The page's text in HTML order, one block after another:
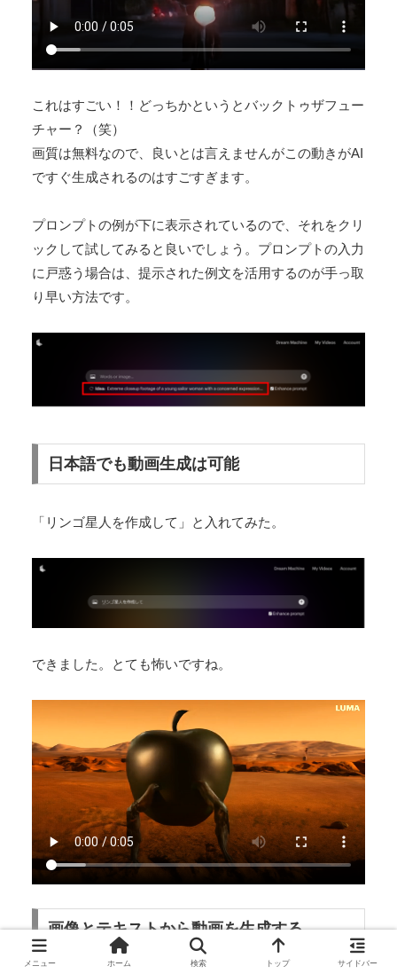
これはすごい！！どっちかというとバックトゥザフュー
チャー？（笑）
画質は無料なので、良いとは言えませんがこの動きがAI
ですぐ生成されるのはすごすぎます。
プロンプトの例が下に表示されているので、それをクリ
ックして試してみると良いでしょう。プロンプトの入力
に戸惑う場合は、提示された例文を活用するのが手っ取
り早い方法です。
日本語でも動画生成は可能
「リンゴ星人を作成して」と入れてみた。
できました。とても怖いですね。
画像とテキストから動画を生成する
メニュー ホーム 検索 トップ サイドバー